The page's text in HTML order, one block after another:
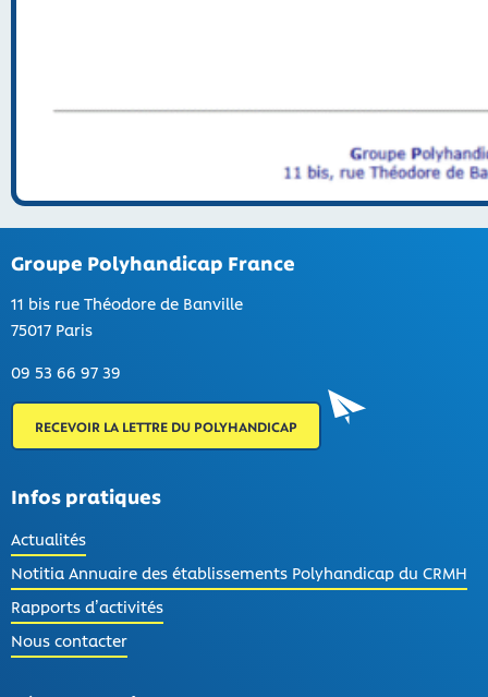
Groupe Polyhandicap France
11 bis rue Théodore de Banville
75017 Paris
09 53 66 97 39
RECEVOIR LA LETTRE DU POLYHANDICAP
Infos pratiques
Actualités
Notitia Annuaire des établissements Polyhandicap du CRMH
Rapports d’activités
Nous contacter